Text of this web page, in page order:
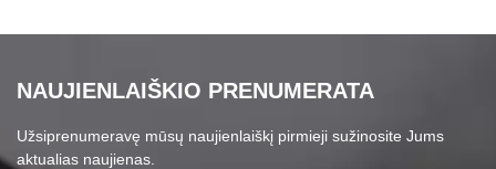
NAUJIENLAIŠKIO PRENUMERATA
Užsiprenumeravę mūsų naujienlaiškį pirmieji sužinosite Jums
aktualias naujienas.